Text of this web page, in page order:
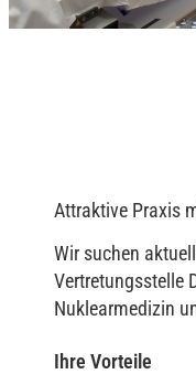
Attraktive Praxis
Wir suchen
Vertretungsstelle
Nuklearmedizin
Ihre Vorteile